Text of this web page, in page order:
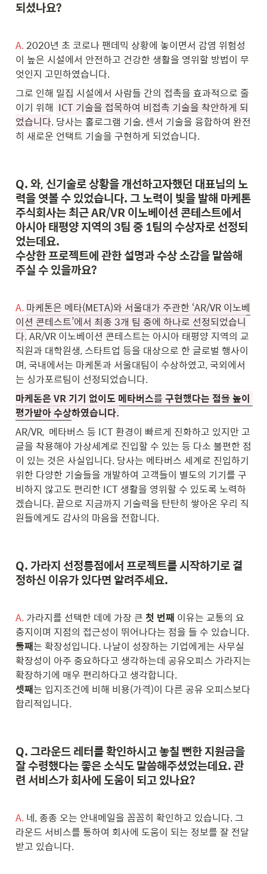
되셨나요?
A. 2020년 초 코로나 팬데믹 상황에 놓이면서 감염 위험성
이 높은 시설에서 안전하고 건강한 생활을 영위할 방법이 무
엇인지 고민하였습니다.
그로 인해 밀집 시설에서 사람들 간의 접촉을 효과적으로 줄
이기 위해 ICT 기술을 접목하여 비접촉 기술을 착안하게 되
었습니다. 당사는 홀로그램 기술, 센서 기술을 융합하여 완전
히 새로운 언택트 기술을 구현하게 되었습니다.
Q. 와, 신기술로 상황을 개선하고자했던 대표님의 노
력을 엿볼 수 있었습니다. 그 노력이 빛을 발해 마케톤
주식회사는 최근 AR/VR 이노베이션 콘테스트에서
아시아 태평양 지역의 3팀 중 1팀의 수상자로 선정되
었는데요.
수상한 프로젝트에 관한 설명과 수상 소감을 말씀해
주실 수 있을까요?
A. 마케톤은 메타(META)와 서울대가 주관한 ‘AR/VR 이노베
이션 콘테스트’에서 최종 3개 팀 중에 하나로 선정되었습니
다. AR/VR 이노베이션 콘테스트는 아시아 태평양 지역의 교
직원과 대학원생, 스타트업 등을 대상으로 한 글로벌 행사이
며, 국내에서는 마케톤과 서울대팀이 수상하였고, 국외에서
는 싱가포르팀이 선정되었습니다.
마케톤은 VR 기기 없이도 메타버스를 구현했다는 점을 높이
평가받아 수상하였습니다.
AR/VR,  메타버스 등 ICT 환경이 빠르게 진화하고 있지만 고
글을 착용해야 가상세계로 진입할 수 있는 등 다소 불편한 점
이 있는 것은 사실입니다. 당사는 메타버스 세계로 진입하기
위한 다양한 기술들을 개발하여 고객들이 별도의 기기를 구
비하지 않고도 편리한 ICT 생활을 영위할 수 있도록 노력하
겠습니다. 끝으로 지금까지 기술력을 탄탄히 쌓아온 우리 직
원들에게도 감사의 마음을 전합니다.
Q. 가라지 선정릉점에서 프로젝트를 시작하기로 결
정하신 이유가 있다면 알려주세요.
A. 가라지를 선택한 데에 가장 큰 첫 번째 이유는 교통의 요
둘째는 확장성입니다. 나날이 성장하는 기업에게는 사무실
확장성이 아주 중요하다고 생각하는데 공유오피스 가라지는
셋째는 입지조건에 비해 비용(가격)이 다른 공유 오피스보다
합리적입니다.
Q. 그라운드 레터를 확인하시고 놓칠 뻔한 지원금을
잘 수령했다는 좋은 소식도 말씀해주셨었는데요. 관
련 서비스가 회사에 도움이 되고 있나요?
A. 네, 종종 오는 안내메일을 꼼꼼히 확인하고 있습니다. 그
라운드 서비스를 통하여 회사에 도움이 되는 정보를 잘 전달
받고 있습니다.